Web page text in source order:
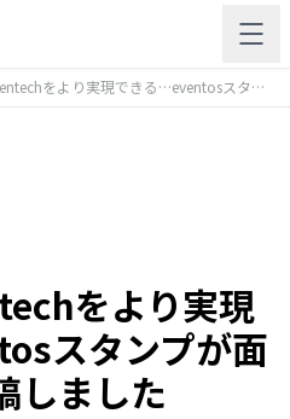
より実現できる…eventosスタンプが面白い！」を投稿しました
をより実現
スタンプが面
しました